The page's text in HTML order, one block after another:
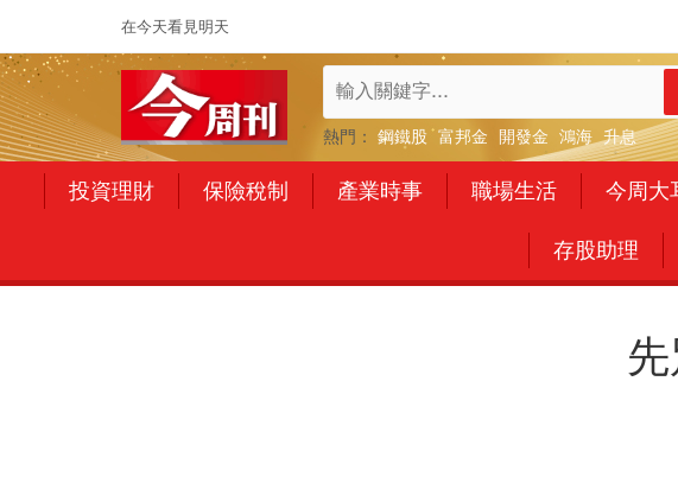
在今天看見明天
熱門： 鋼鐵股 富邦金 開發金 鴻海 升息
投資理財 保險稅制 產業時事 職場生活 今周大
存股助理